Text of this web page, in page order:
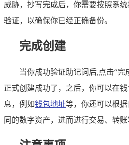
威胁，抄写完成后，你需要按照系
验证，以确保你已经正确备份。
完成创建
当你成功验证助记词后,点击“完
正式创建成功了，之后，你可以在
息，例如钱包地址等，你还可以根
同的数字资产，进而进行交易、转账